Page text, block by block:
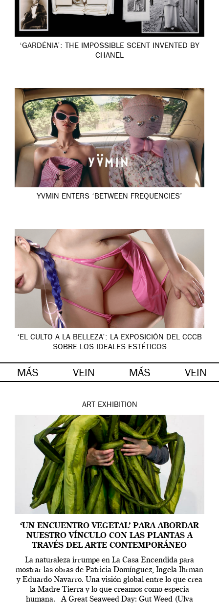
‘GARDÉNIA’: THE IMPOSSIBLE SCENT INVENTED BY
CHANEL
YVMIN ENTERS ‘BETWEEN FREQUENCIES’
‘EL CULTO A LA BELLEZA’: LA EXPOSICIÓN DEL CCCB
SOBRE LOS IDEALES ESTÉTICOS
MÁS VEIN MÁS VEIN
ART EXHIBITION
‘UN ENCUENTRO VEGETAL’ PARA ABORDAR
NUESTRO VÍNCULO CON LAS PLANTAS A
TRAVÉS DEL ARTE CONTEMPORÁNEO
La naturaleza irrumpe en La Casa Encendida para
mostrar las obras de Patricia Domínguez, Ingela Ihrman
y Eduardo Navarro. Una visión global entre lo que crea
la Madre Tierra y lo que creamos como especia
humana. A Great Seaweed Day: Gut Weed (Ulva